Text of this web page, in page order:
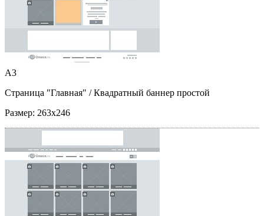
A3
Страница "Главная" / Квадратный баннер простой
Размер: 263x246